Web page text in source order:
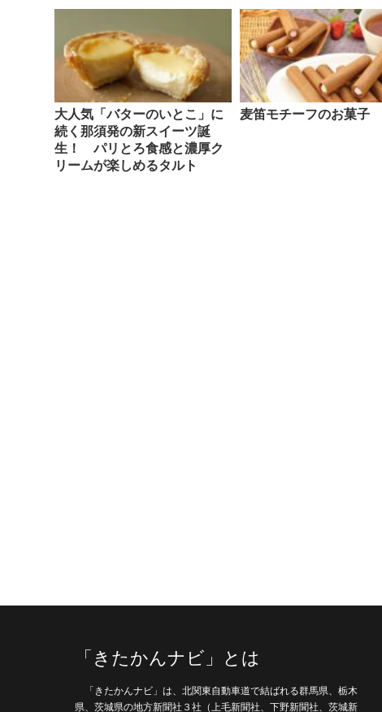
大人気「バターのいとこ」に
続く那須発の新スイーツ誕
生！ パリとろ食感と濃厚ク
リームが楽しめるタルト
麦笛モチーフのお菓子
「きたかんナビ」とは
「きたかんナビ」は、北関東自動車道で結ばれる群馬県、栃木
県、茨城県の地方新聞社３社（上毛新聞社、下野新聞社、茨城新